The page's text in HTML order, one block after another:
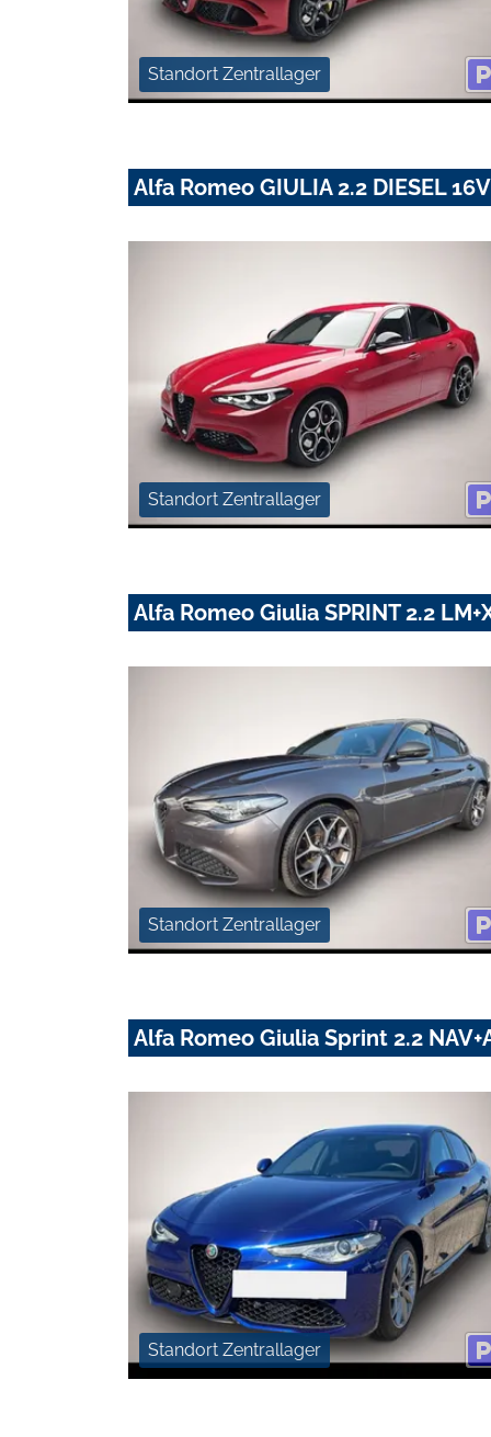
Standort Zentrallager
Alfa Romeo GIULIA 2.2 DIESEL
Standort Zentrallager
Alfa Romeo Giulia SPRINT 2.2
Standort Zentrallager
Alfa Romeo Giulia Sprint 2.2
Standort Zentrallager